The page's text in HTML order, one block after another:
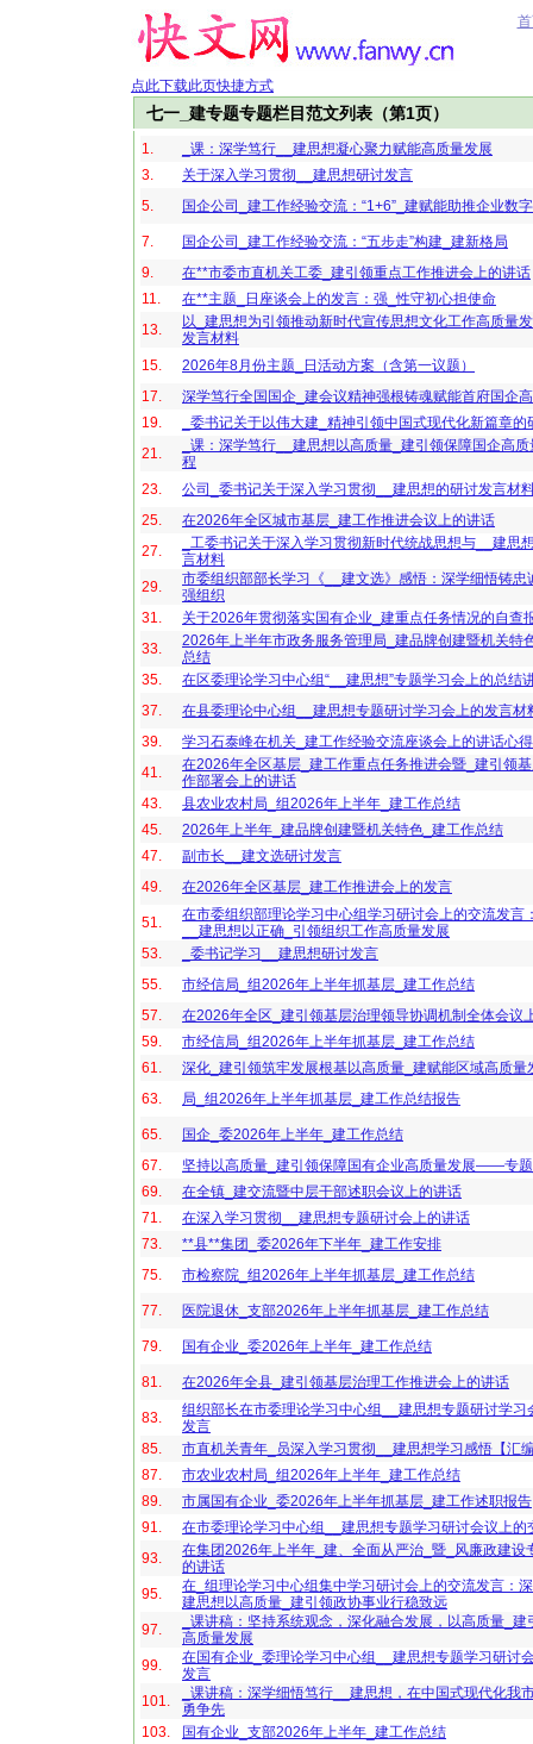
点此下载此页快捷方式
七一_建专题专题栏目范文列表（第1页）
1.
_课：深学笃行__建思想凝心聚力赋能高质量发展
3.
关于深入学习贯彻__建思想研讨发言
5.
国企公司_建工作经验交流：“1+6”_建赋能助推企业数
7.
国企公司_建工作经验交流：“五步走”构建_建新格局
9.
在**市委市直机关工委_建引领重点工作推进会上的讲话
11.
在**主题_日座谈会上的发言：强_性守初心担使命
13.
以_建思想为引领推动新时代宣传思想文化工作高质量
发言材料
15.
2026年8月份主题_日活动方案（含第一议题）
17.
深学笃行全国国企_建会议精神强根铸魂赋能首府国企
19.
_委书记关于以伟大建_精神引领中国式现代化新篇章的
21.
_课：深学笃行__建思想以高质量_建引领保障国企高
程
23.
公司_委书记关于深入学习贯彻__建思想的研讨发言材
25.
在2026年全区城市基层_建工作推进会议上的讲话
27.
_工委书记关于深入学习贯彻新时代统战思想与__建思
言材料
29.
市委组织部部长学习《__建文选》感悟：深学细悟铸忠
强组织
31.
关于2026年贯彻落实国有企业_建重点任务情况的自查
33.
2026年上半年市政务服务管理局_建品牌创建暨机关特
总结
35.
在区委理论学习中心组“__建思想”专题学习会上的总结
37.
在县委理论中心组__建思想专题研讨学习会上的发言材
39.
学习石泰峰在机关_建工作经验交流座谈会上的讲话心
41.
在2026年全区基层_建工作重点任务推进会暨_建引领
作部署会上的讲话
43.
县农业农村局_组2026年上半年_建工作总结
45.
2026年上半年_建品牌创建暨机关特色_建工作总结
47.
副市长__建文选研讨发言
49.
在2026年全区基层_建工作推进会上的发言
51.
在市委组织部理论学习中心组学习研讨会上的交流发言
__建思想以正确_引领组织工作高质量发展
53.
_委书记学习__建思想研讨发言
55.
市经信局_组2026年上半年抓基层_建工作总结
57.
在2026年全区_建引领基层治理领导协调机制全体会议
59.
市经信局_组2026年上半年抓基层_建工作总结
61.
深化_建引领筑牢发展根基以高质量_建赋能区域高质量
63.
局_组2026年上半年抓基层_建工作总结报告
65.
国企_委2026年上半年_建工作总结
67.
坚持以高质量_建引领保障国有企业高质量发展——专
69.
在全镇_建交流暨中层干部述职会议上的讲话
71.
在深入学习贯彻__建思想专题研讨会上的讲话
73.
**县**集团_委2026年下半年_建工作安排
75.
市检察院_组2026年上半年抓基层_建工作总结
77. 医院退休_支部2026年上半年抓基层_建工作总结
79. 国有企业_委2026年上半年_建工作总结
81. 在2026年全县_建引领基层治理工作推进会上的讲话
83.
组织部长在市委理论学习中心组__建思想专题研讨学习
发言
85.
市直机关青年_员深入学习贯彻__建思想学习感悟【汇
87.
市农业农村局_组2026年上半年_建工作总结
89.
市属国有企业_委2026年上半年抓基层_建工作述职报告
91.
在市委理论学习中心组__建思想专题学习研讨会议上的
93.
在集团2026年上半年_建、全面从严治_暨_风廉政建设
的讲话
95.
在_组理论学习中心组集中学习研讨会上的交流发言：
建思想以高质量_建引领政协事业行稳致远
97.
_课讲稿：坚持系统观念，深化融合发展，以高质量_建
高质量发展
99.
在国有企业_委理论学习中心组__建思想专题学习研讨
发言
101.
_课讲稿：深学细悟笃行__建思想，在中国式现代化我
勇争先
103.
国有企业_支部2026年上半年_建工作总结